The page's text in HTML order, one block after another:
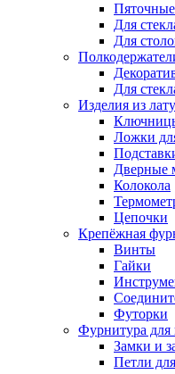
Пяточные
Для
Для
Для
Изделия из
Ложки
Дверные
Колокола
Цепочки
Крепёжная
Винты
Гайки
Футорки
Фурнитура для
Замки и
Петли